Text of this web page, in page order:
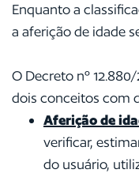
Enquanto a
a aferição de idade
O Decreto nº
dois conceitos com
Aferição de
verificar,
do usuário,